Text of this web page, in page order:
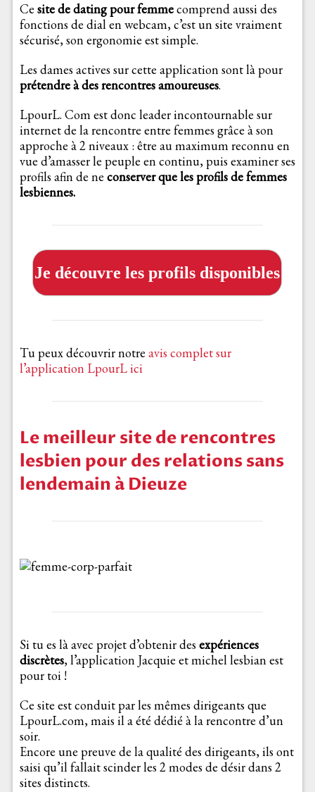
Ce site de dating pour femmecomprend aussi des
fonctions de dial en webcam, c’est un site vraiment
sécurisé, son ergonomie est simple.
Les dames actives sur cette application sont là pour
prétendre à des rencontres amoureuses.
LpourL. Com est donc leader incontournable sur
internet de la rencontre entre femmes grâce à son
approche à 2 niveaux : être au maximum reconnu en
vue d’amasser le peuple en continu, puis examiner ses
profils afin de ne conserver que les profils de femmes
lesbiennes.
Je découvre les profils disponibles
Tu peux découvrir notre avis complet sur
l’application LpourL ici
Le meilleur site de rencontres
lesbien pour des relations sans
lendemain à Dieuze
Si tu es là avec projet d’obtenir des expériences
discrètes, l’application Jacquie et michel lesbian est
pour toi !
Ce site est conduit par les mêmes dirigeants que
LpourL.com, mais il a été dédié à la rencontre d’un
soir.
Encore une preuve de la qualité des dirigeants, ils ont
saisi qu’il fallait scinder les 2 modes de désir dans 2
sites distincts.